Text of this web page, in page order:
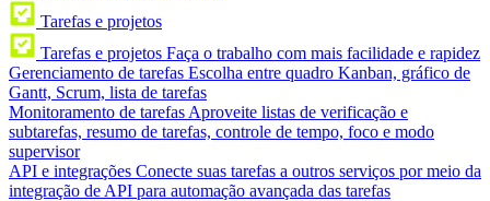
Tarefas e projetos
Tarefas e projetos Faça o trabalho com mais facilidade e rapidez
Gerenciamento de tarefas Escolha entre quadro Kanban, gráfico de
Gantt, Scrum, lista de tarefas
Monitoramento de tarefas Aproveite listas de verificação e
subtarefas, resumo de tarefas, controle de tempo, foco e modo
supervisor
API e integrações Conecte suas tarefas a outros serviços por meio da
integração de API para automação avançada das tarefas